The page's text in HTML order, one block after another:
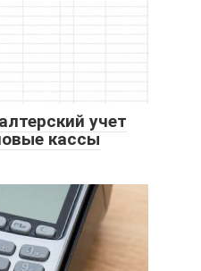
учет
кассы